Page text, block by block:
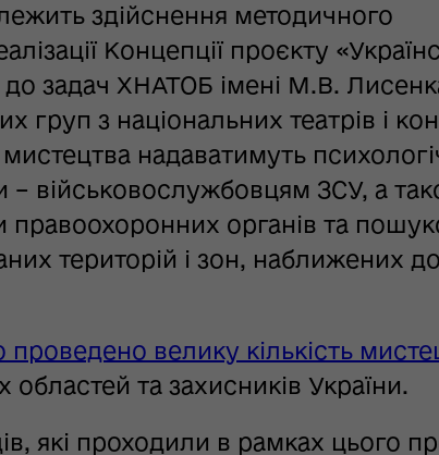
здійснення методичного
Концепції проєкту
задач ХНАТОБ імені М.В.
груп з національних театрів і
надаватимуть
– військовослужбовцям ЗСУ, а
органів та
територій і зон, наближених
проведено велику кількість
та захисників України.
які проходили в рамках цього